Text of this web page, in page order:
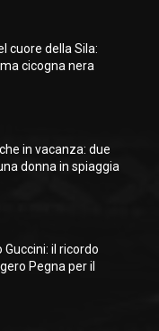
cuore della Sila:
cicogna nera
in vacanza: due
donna in spiaggia
il ricordo
Pegna per il